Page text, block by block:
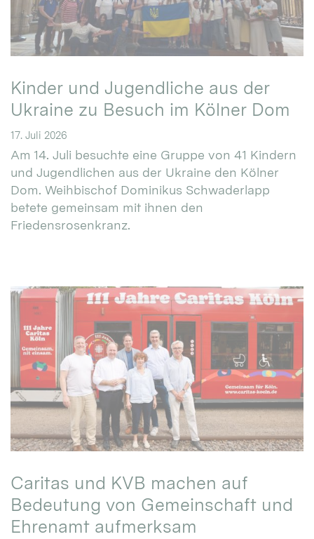
Kinder und Jugendliche aus der
Ukraine zu Besuch im Kölner Dom
17. Juli 2026
Am 14. Juli besuchte eine Gruppe von 41 Kindern
und Jugendlichen aus der Ukraine den Kölner
Dom. Weihbischof Dominikus Schwaderlapp
betete gemeinsam mit ihnen den
Friedensrosenkranz.
Caritas und KVB machen auf
Bedeutung von Gemeinschaft und
Ehrenamt aufmerksam